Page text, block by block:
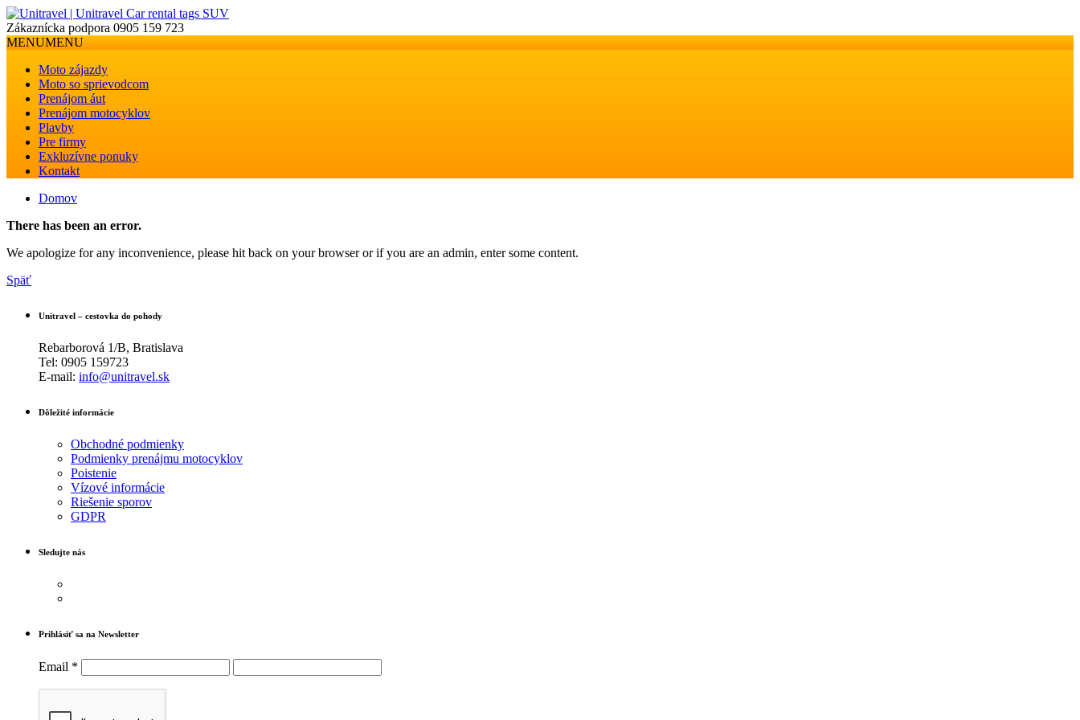
Zákaznícka podpora 0905 159 723
MENUMENU
Moto zájazdy
Moto so sprievodcom
Prenájom áut
Prenájom motocyklov
Plavby
Pre firmy
Exkluzívne ponuky
Kontakt
Domov
There has been an error.
We apologize for any inconvenience, please hit back on your browser or if you are an admin, enter some content.
Späť
Unitravel – cestovka do pohody
Rebarborová 1/B, Bratislava
Tel: 0905 159723
E-mail: info@unitravel.sk
Dôležité informácie
Obchodné podmienky
Podmienky prenájmu motocyklov
Poistenie
Vízové informácie
Riešenie sporov
GDPR
Sledujte nás
Prihlásiť sa na Newsletter
Email *